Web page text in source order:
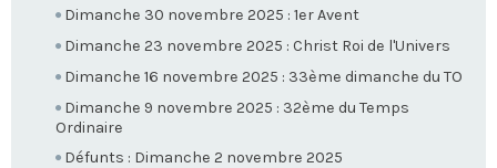
Dimanche 30 novembre 2025 : 1er Avent
Dimanche 23 novembre 2025 : Christ Roi de l'Univers
Dimanche 16 novembre 2025 : 33ème dimanche du TO
Dimanche 9 novembre 2025 : 32ème du Temps
Ordinaire
Défunts : Dimanche 2 novembre 2025